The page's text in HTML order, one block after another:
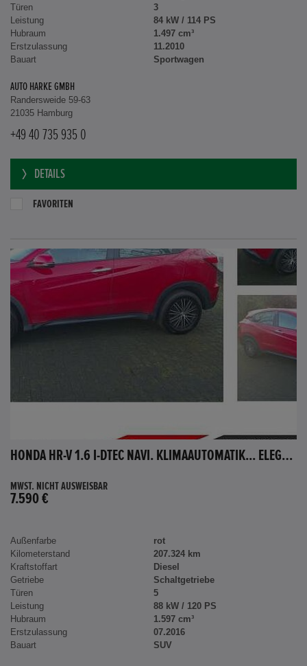
Türen
3
Leistung
84 kW / 114 PS
Hubraum
1.497 cm³
Erstzulassung
11.2010
Bauart
Sportwagen
AUTO HARKE GMBH
Randersweide 59-63
21035 Hamburg
+49 40 735 935 0
DETAILS
FAVORITEN
HONDA HR-V 1.6 I-DTEC NAVI. KLIMAAUTOMATIK... ELEGANCE
MWST. NICHT AUSWEISBAR
7.590 €
Außenfarbe
rot
Kilometerstand
207.324 km
Kraftstoffart
Diesel
Getriebe
Schaltgetriebe
Türen
5
Leistung
88 kW / 120 PS
Hubraum
1.597 cm³
Erstzulassung
07.2016
Bauart
SUV